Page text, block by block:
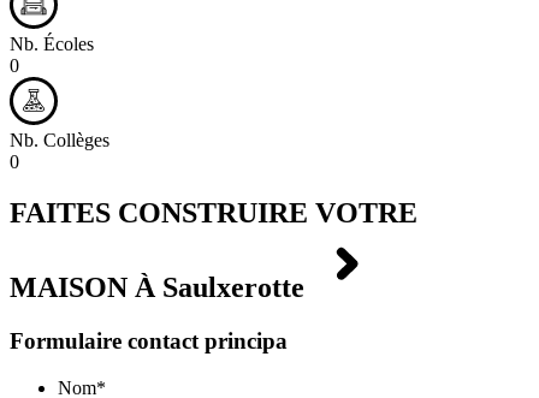
Nb. Écoles
0
Nb. Collèges
0
FAITES CONSTRUIRE VOTRE
MAISON À Saulxerotte
Formulaire contact principa
Nom*